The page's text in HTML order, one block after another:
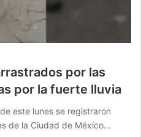
por las
por la fuerte lluvia
este lunes se registraron
de la Ciudad de México…